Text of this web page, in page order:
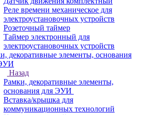
Реле времени механическое для
электроустановочных устройств
Розеточный таймер
Таймер электронный для
электроустановочных устройств
декоративные элементы, основания
Назад
Рамки, декоративные элементы,
основания для ЭУИ
Вставка/крышка для
коммуникационных технологий